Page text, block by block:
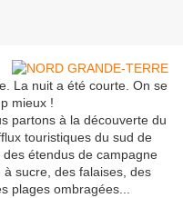
La nuit a été courte. On se
mieux !
partons à la découverte du
touristiques du sud de
étendus de campagne
sucre, des falaises, des
plages ombragées...